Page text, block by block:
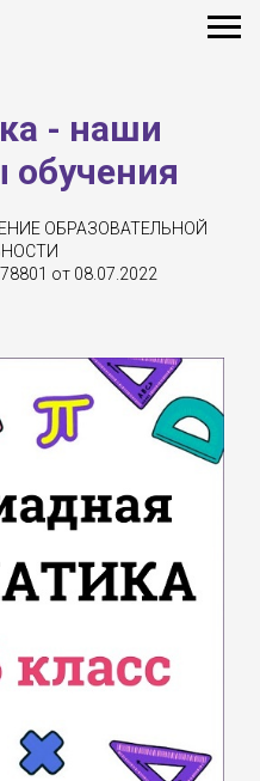
- наши
ОБРАЗОВАТЕЛЬНОЙ
от 08.07.2022